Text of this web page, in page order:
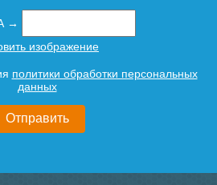
→
изображение
политики обработки персональных
данных